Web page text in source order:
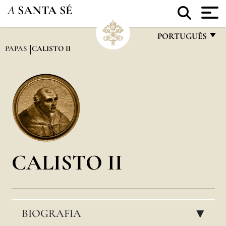
A SANTA SÉ
PORTUGUÊS
PAPAS CALISTO II
CALISTO II
BIOGRAFIA ▸